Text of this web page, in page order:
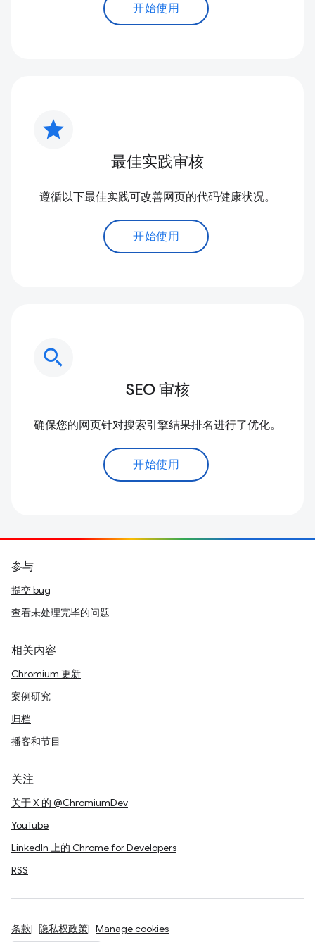
开始使用
star
最佳实践审核
遵循以下最佳实践可改善网页的代码健康状况。
开始使用
search
SEO 审核
确保您的网页针对搜索引擎结果排名进行了优化。
开始使用
参与
提交 bug
查看未处理完毕的问题
相关内容
Chromium 更新
案例研究
归档
播客和节目
关注
关于 X 的 @ChromiumDev
YouTube
LinkedIn 上的 Chrome for Developers
RSS
条款 隐私权政策 Manage cookies